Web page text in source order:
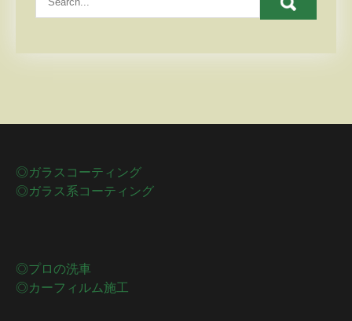
◎ガラスコーティング
◎ガラス系コーティング
◎プロの洗車
◎カーフィルム施工